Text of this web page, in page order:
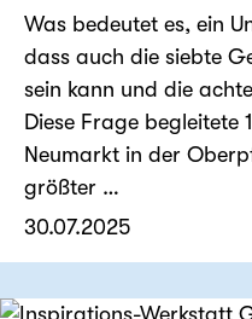
Was bedeutet es, ein
dass auch die siebte
sein kann und die
Diese Frage begleitete
Neumarkt in der
größter …
30.07.2025